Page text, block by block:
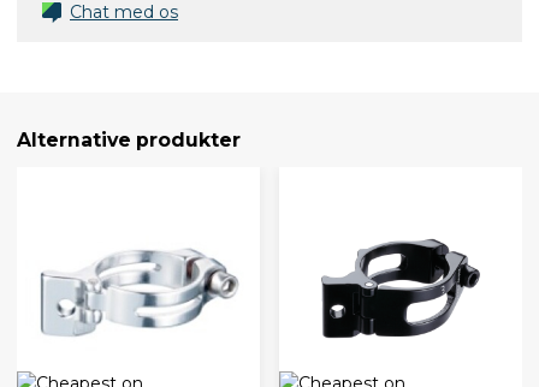
Chat med os
Alternative produkter